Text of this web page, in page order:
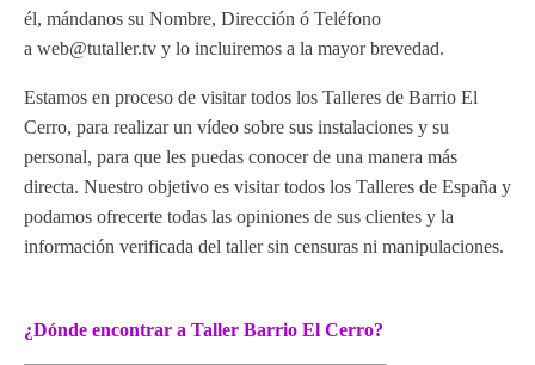
él, mándanos su Nombre, Dirección ó Teléfono
a web@tutaller.tv y lo incluiremos a la mayor brevedad.
Estamos en proceso de visitar todos los Talleres de Barrio El
Cerro, para realizar un vídeo sobre sus instalaciones y su
personal, para que les puedas conocer de una manera más
directa. Nuestro objetivo es visitar todos los Talleres de España y
podamos ofrecerte todas las opiniones de sus clientes y la
información verificada del taller sin censuras ni manipulaciones.
¿Dónde encontrar a Taller Barrio El Cerro?